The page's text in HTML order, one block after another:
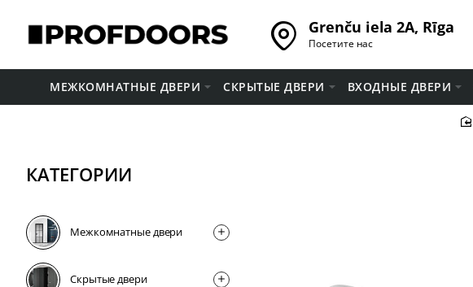
Grenču iela 2A, Rīga
Посетите нас
МЕЖКОМНАТНЫЕ ДВЕРИ СКРЫТЫЕ ДВЕРИ ВХОДНЫЕ ДВЕРИ
КАТЕГОРИИ
Межкомнатные двери
Скрытые двери